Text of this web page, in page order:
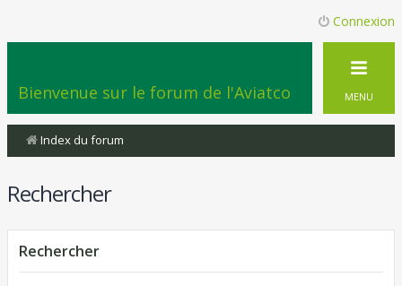
Connexion
Bienvenue sur le forum de l'Aviatco MENU
Index du forum
Rechercher
Rechercher